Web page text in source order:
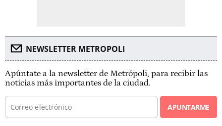
NEWSLETTER METROPOLI
Apúntate a la newsletter de Metrópoli, para recibir las
noticias más importantes de la ciudad.
APUNTARME